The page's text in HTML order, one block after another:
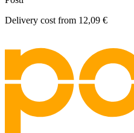
Delivery cost from 12,09 €